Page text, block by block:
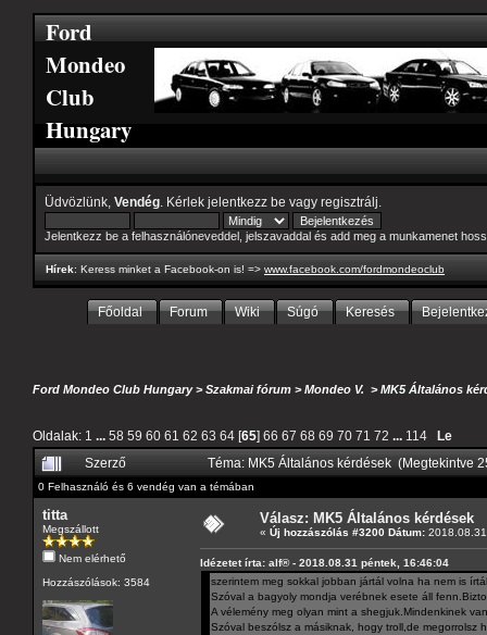
Ford
Mondeo
Club
Hungary
Üdvözlünk, Vendég . Kérlek jelentkezz be vagy regisztrálj
Jelentkezz be a felhasználóneveddel, jelszavaddal és add meg a munkamenet
Hírek: Keress minket a Facebook-on is! => www.facebook.com/fordmondeoclub
Főoldal Forum Wiki Súgó Keresés
Ford Mondeo Club Hungary>Szakmai fórum >Mondeo V. >MK5 Általános
Oldalak: 1 ... 58 59 60 61 62 63 64 [65] 66 67 68 69 70 71 72 ... 114
Le
Szerző
Téma: MK5 Általános kérdések (Megtekintve
0 Felhasználó és 6 vendég van a témában
titta
Megszállott
Nem elérhető
Hozzászólások: 3584
Válasz: MK5 Általános kérdések
« Új hozzászólás #3200 Dátum:
Idézetet írta: alf® - 2018.08.31 péntek, 16:46:04
szerintem meg sokkal jobban jártál volna ha nem is
Szóval a bagyoly mondja verébnek esete áll
A vélemény meg olyan mint a shegjuk.Mindenkinek
Szóval beszólsz a másiknak, hogy troll,de megorrolsz